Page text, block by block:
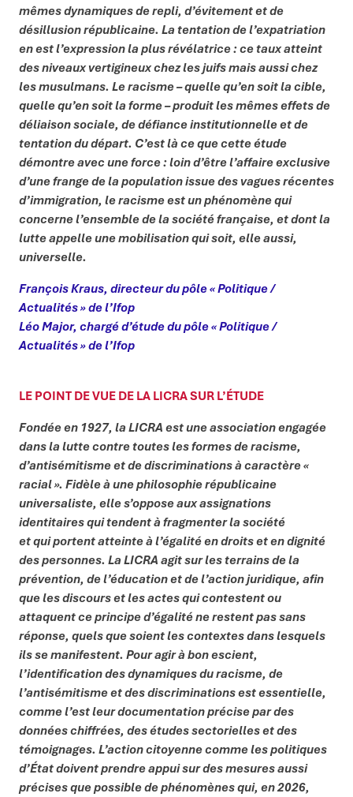
mêmes dynamiques de repli, d’évitement et de
désillusion républicaine. La tentation de l’expatriation
en est l’expression la plus révélatrice : ce taux atteint
des niveaux vertigineux chez les juifs mais aussi chez
les musulmans. Le racisme – quelle qu’en soit la cible,
quelle qu’en soit la forme – produit les mêmes effets de
déliaison sociale, de défiance institutionnelle et de
tentation du départ. C’est là ce que cette étude
démontre avec une force : loin d’être l’affaire exclusive
d’une frange de la population issue des vagues récentes
d’immigration, le racisme est un phénomène qui
concerne l’ensemble de la société française, et dont la
lutte appelle une mobilisation qui soit, elle aussi,
universelle.
François Kraus, directeur du pôle « Politique /
Actualités » de l’Ifop
Léo Major, chargé d’étude du pôle « Politique /
Actualités » de l’Ifop
LE POINT DE VUE DE LA LICRA SUR L’ÉTUDE
Fondée en 1927, la LICRA est une association engagée
dans la lutte contre toutes les formes de racisme,
d’antisémitisme et de discriminations à caractère «
racial ». Fidèle à une philosophie républicaine
universaliste, elle s’oppose aux assignations
identitaires qui tendent à fragmenter la société
et qui portent atteinte à l’égalité en droits et en dignité
des personnes. La LICRA agit sur les terrains de la
prévention, de l’éducation et de l’action juridique, afin
que les discours et les actes qui contestent ou
attaquent ce principe d’égalité ne restent pas sans
réponse, quels que soient les contextes dans lesquels
ils se manifestent. Pour agir à bon escient,
l’identification des dynamiques du racisme, de
l’antisémitisme et des discriminations est essentielle,
comme l’est leur documentation précise par des
données chiffrées, des études sectorielles et des
témoignages. L’action citoyenne comme les politiques
d’État doivent prendre appui sur des mesures aussi
précises que possible de phénomènes qui, en 2026,